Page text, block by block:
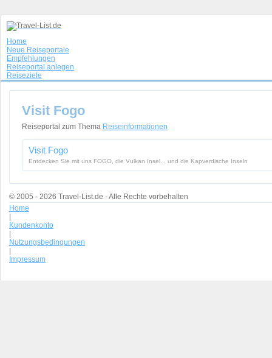
Home
Neue Reiseportale
Empfehlungen
Reiseportal anlegen
Reiseziele
Visit Fogo
Reiseportal zum Thema Reiseinformationen
Visit Fogo
Entdecken Sie mit uns FOGO, die Vulkan Insel... und die Kapverdische Inseln
© 2005 - 2026 Travel-List.de - Alle Rechte vorbehalten
Home
Kundenkonto
Nutzungsbedingungen
Impressum